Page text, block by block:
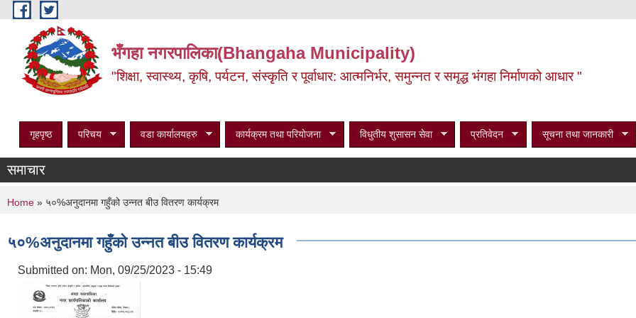
Skip to main content
भँगहा नगरपालिका(Bhangaha Municipality)
"शिक्षा, स्वास्थ्य, कृषि, पर्यटन, संस्कृति र पूर्वाधार: आत्मनिर्भर, समुन्नत र समृद्ध भंगहा निर्माणको आधार "
गृहपृष्ठ परिचय वडा कार्यालयहरु कार्यक्रम तथा परियोजना विधुतीय शुसासन सेवा प्रतिवेदन सूचना तथा जानकारी
समाचार
You are here
Home » ५०%अनुदानमा गहुँको उन्नत बीउ वितरण कार्यक्रम
५०%अनुदानमा गहुँको उन्नत बीउ वितरण कार्यक्रम
Submitted on: Mon, 09/25/2023 - 15:49